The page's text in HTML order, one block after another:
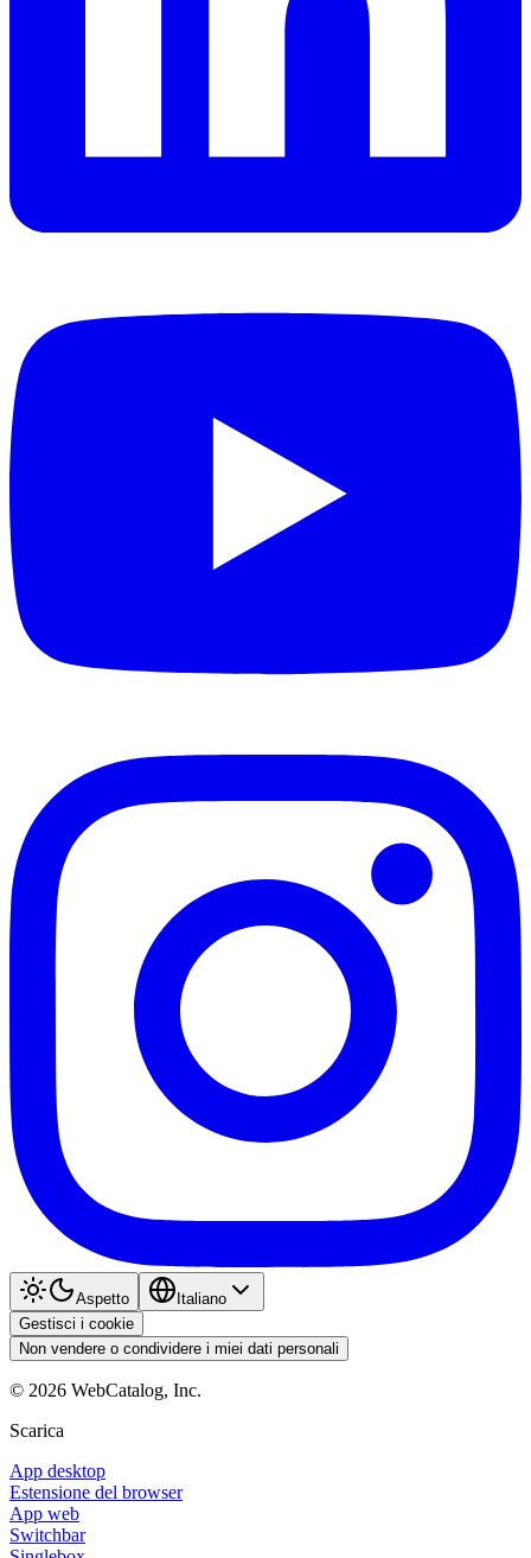
Aspetto
Italiano
Gestisci i cookie
Non vendere o condividere i miei dati personali
© 2026 WebCatalog, Inc.
Scarica
App desktop
Estensione del browser
App web
Switchbar